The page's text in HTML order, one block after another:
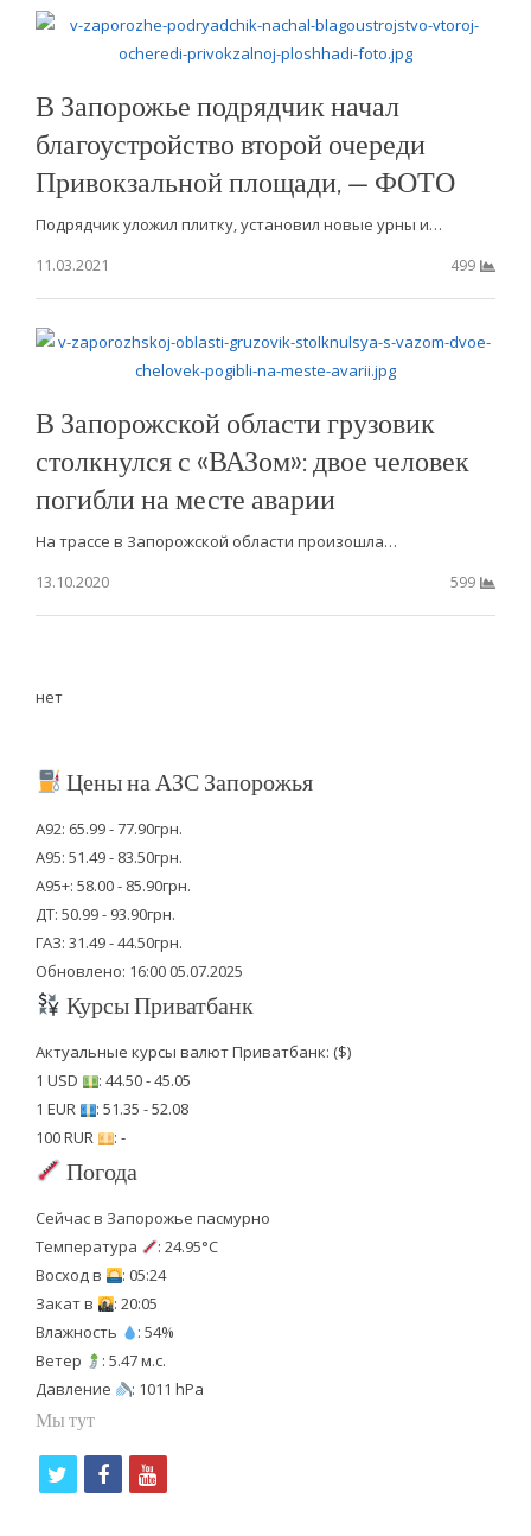
В Запорожье подрядчик начал
благоустройство второй очереди
Привокзальной площади, — ФОТО
Подрядчик уложил плитку, установил новые урны и…
11.03.2021
499
В Запорожской области грузовик
столкнулся с «ВАЗом»: двое человек
погибли на месте аварии
На трассе в Запорожской области произошла…
13.10.2020
599
нет
Цены на АЗС Запорожья
А92: 65.99 - 77.90грн.
А95: 51.49 - 83.50грн.
А95+: 58.00 - 85.90грн.
ДТ: 50.99 - 93.90грн.
ГАЗ: 31.49 - 44.50грн.
Обновлено: 16:00 05.07.2025
Курсы Приватбанк
Актуальные курсы валют Приватбанк: ($)
1 USD
: 44.50 - 45.05
1 EUR
: 51.35 - 52.08
100 RUR
: -
Погода
Сейчас в Запорожье пасмурно
Температура
: 24.95°C
Восход в
: 05:24
Закат в
: 20:05
Влажность
: 54%
Ветер
: 5.47 м.с.
Давление
: 1011 hPa
Мы тут
f
y